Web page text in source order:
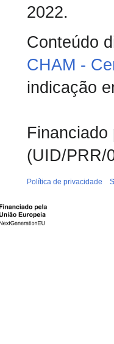
2022.
Conteúdo
CHAM -
indicação
(UID/PRR/
Política de privacidade